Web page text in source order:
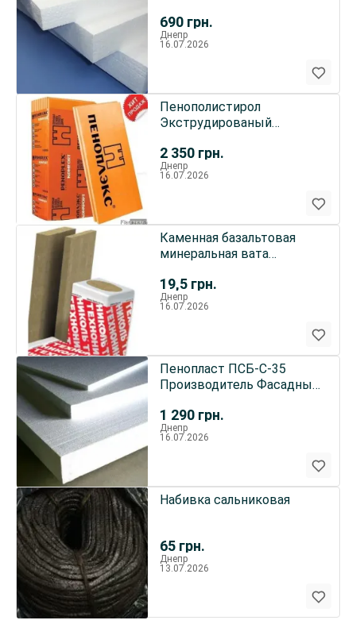
690 грн.
Днепр
16.07.2026
2 350 грн.
Пенополистирол
Экструдированый
20-100мм
Днепр
16.07.2026
19,5 грн.
Каменная базальтовая
минеральная вата
Изовер
Днепр
16.07.2026
1 290 грн.
Пенопласт ПСБ-С-35
Производитель Фасадные
Днепр
16.07.2026
65 грн.
Набивка сальниковая
Днепр
13.07.2026